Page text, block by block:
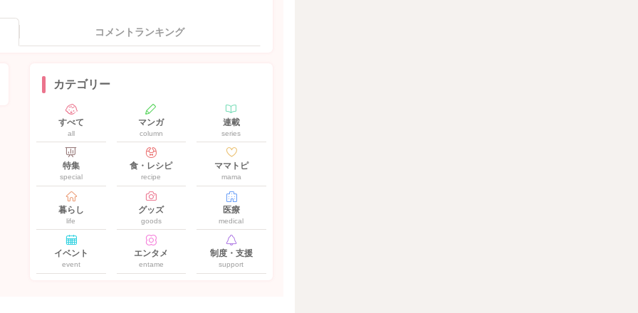
コメントランキング
カテゴリー
すべて
all
マンガ
column
連載
series
特集
special
食・レシピ
recipe
ママトピ
mama
暮らし
life
グッズ
goods
医療
medical
イベント
event
エンタメ
entame
制度・支援
support